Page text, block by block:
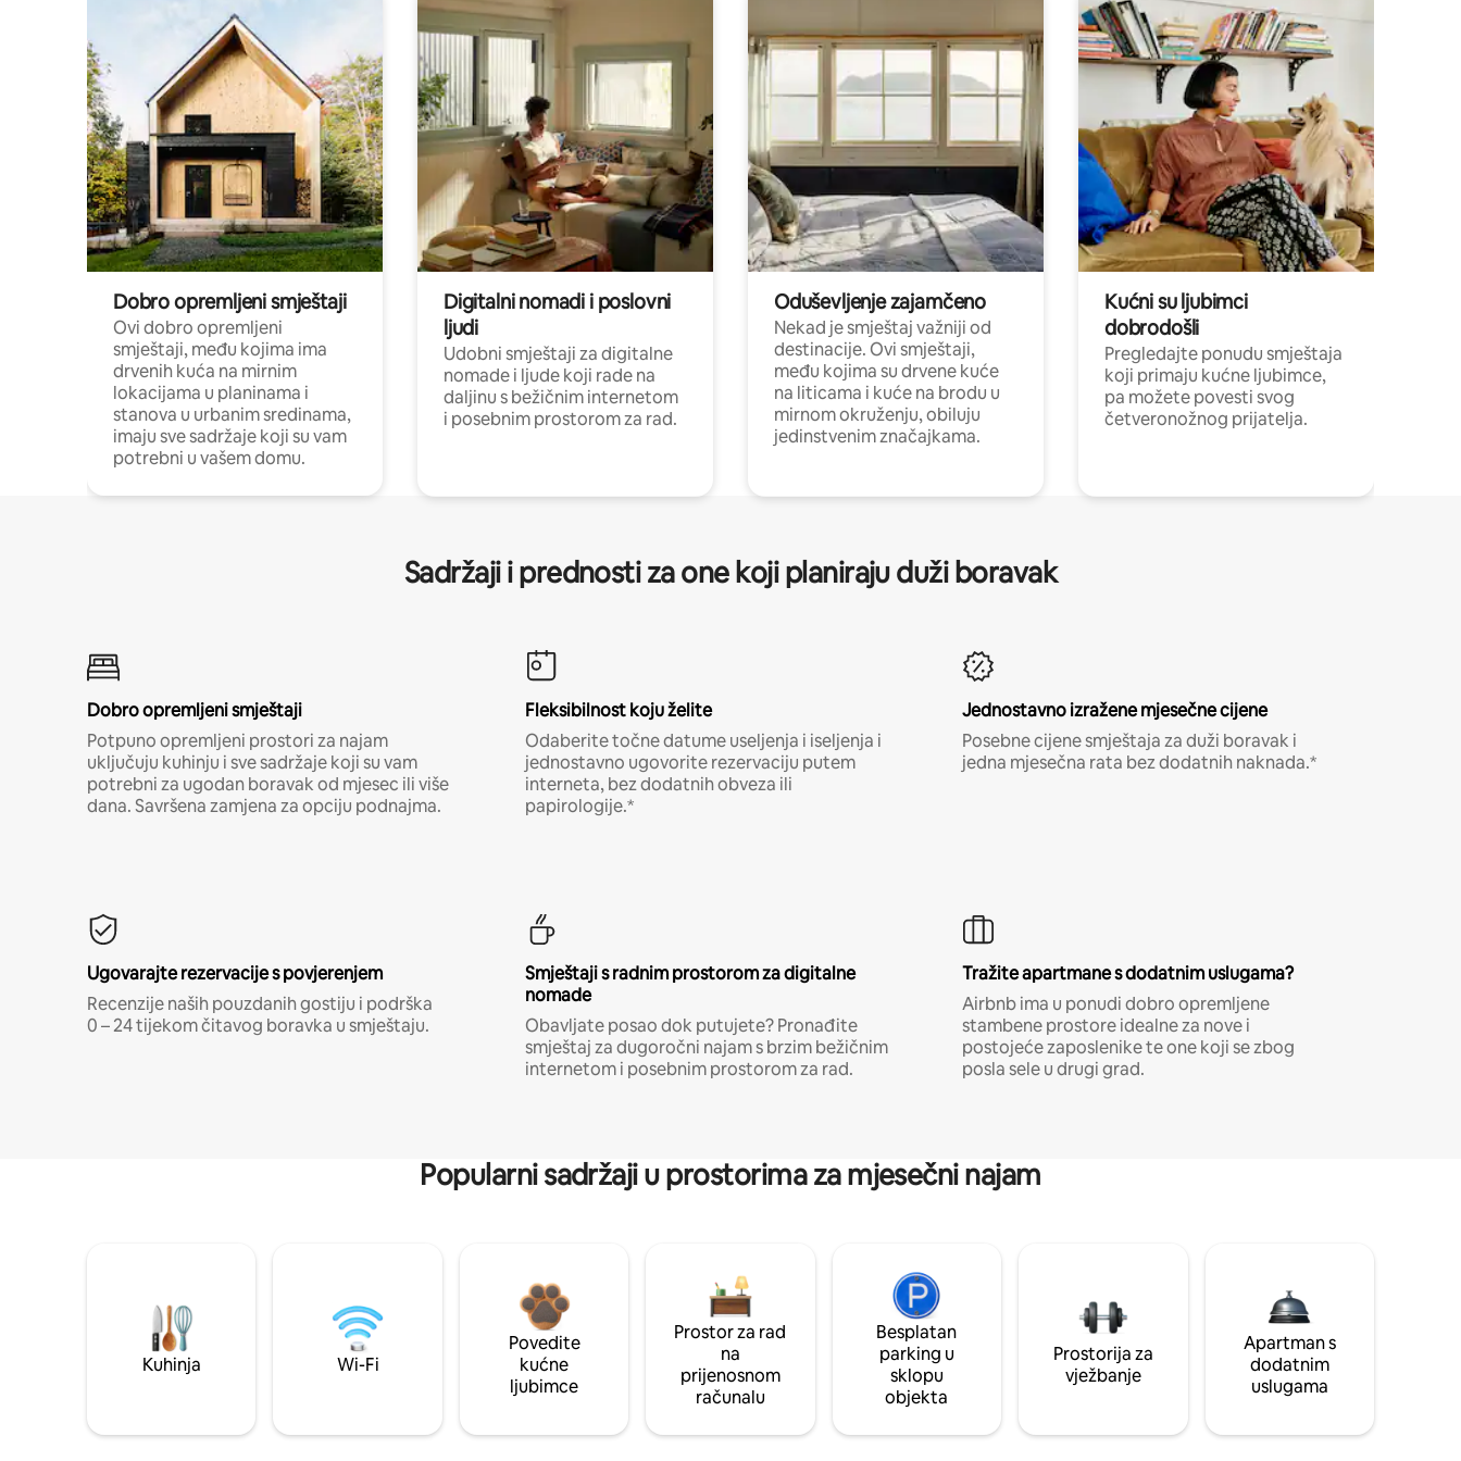
Dobro opremljeni smještaji
Ovi dobro opremljeni
smještaji, među kojima ima
drvenih kuća na mirnim
lokacijama u planinama i
stanova u urbanim sredinama,
imaju sve sadržaje koji su vam
potrebni u vašem domu.
Digitalni nomadi i poslovni
ljudi
Udobni smještaji za digitalne
nomade i ljude koji rade na
daljinu s bežičnim internetom
i posebnim prostorom za rad.
Oduševljenje zajamčeno
Nekad je smještaj važniji od
destinacije. Ovi smještaji,
među kojima su drvene kuće
na liticama i kuće na brodu u
mirnom okruženju, obiluju
jedinstvenim značajkama.
Kućni su ljubimci
dobrodošli
Pregledajte ponudu smještaja
koji primaju kućne ljubimce,
pa možete povesti svog
četveronožnog prijatelja.
Sadržaji i prednosti za one koji planiraju duži boravak
Dobro opremljeni smještaji
Potpuno opremljeni prostori za najam
uključuju kuhinju i sve sadržaje koji su vam
potrebni za ugodan boravak od mjesec ili više
dana. Savršena zamjena za opciju podnajma.
Fleksibilnost koju želite
Odaberite točne datume useljenja i iseljenja i
jednostavno ugovorite rezervaciju putem
interneta, bez dodatnih obveza ili
papirologije.*
Jednostavno izražene mjesečne cijene
Posebne cijene smještaja za duži boravak i
jedna mjesečna rata bez dodatnih naknada.*
Ugovarajte rezervacije s povjerenjem
Recenzije naših pouzdanih gostiju i podrška
0 – 24 tijekom čitavog boravka u smještaju.
Smještaji s radnim prostorom za digitalne
nomade
Obavljate posao dok putujete? Pronađite
smještaj za dugoročni najam s brzim bežičnim
internetom i posebnim prostorom za rad.
Tražite apartmane s dodatnim uslugama?
Airbnb ima u ponudi dobro opremljene
stambene prostore idealne za nove i
postojeće zaposlenike te one koji se zbog
posla sele u drugi grad.
Popularni sadržaji u prostorima za mjesečni najam
Kuhinja Wi-Fi
Povedite
kućne
ljubimce
Prostor za rad
na
prijenosnom
računalu
Besplatan
parking u
sklopu
objekta
Prostorija za
vježbanje
Apartman s
dodatnim
uslugama